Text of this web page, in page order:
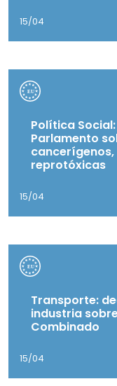
15/04
Política
Parlamento
reprotóxicas
15/04
Transporte:
industria
Combinado
15/04